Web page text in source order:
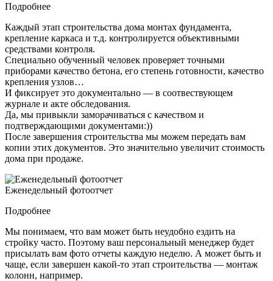
Подробнее
Каждый этап строительства дома монтах фундамента,
крепление каркаса и т.д. контролируется объективными
средствами контроля.
Специально обученный человек проверяет точными
приборами качество бетона, его степень готовности, качество
крепления узлов…
И фиксирует это документально — в соотвествующем
журнале и акте обследования.
Да, мы привыкли заморачиваться с качеством и
подтверждающими документами:))
После завершения строительства мы можем передать вам
копии этих документов. Это значительно увеличит стоимость
дома при продаже.
Еженедельный фотоотчет
Подробнее
Мы понимаем, что вам может быть неудобно ездить на
стройку часто. Поэтому ваш персональный менеджер будет
присылать вам фото отчеты каждую неделю. А может быть и
чаще, если завершен какой-то этап строительства — монтаж
колонн, например.